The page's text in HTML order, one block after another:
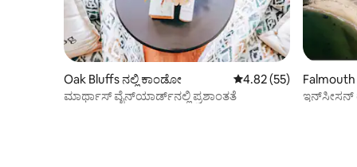
Oak Bluffs ನಲ್ಲಿ ಕಾಂಡೋ 5 ರಲ್ಲಿ 4.82 ಸರಾಸರಿ
4.82 (55)
ಮಾರ್ಥಾಸ್ ವೈನ್‌ಯಾರ್ಡ್‌ನಲ್ಲಿ ಪ್ರಶಾಂತತೆ
ಇನ್‌ಸೀಸನ್